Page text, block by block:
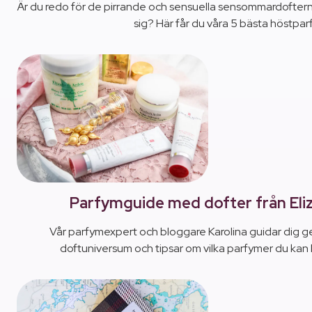
Är du redo för de pirrande och sensuella
sig? Här får du våra 5 bästa
Parfymguide med dofter från
Vår parfymexpert och bloggare Karolina guidar dig
doftuniversum och tipsar om vilka parfymer du kan